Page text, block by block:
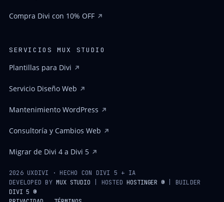
Compra Divi con 10% OFF
SERVICIOS MUX STUDIO
Plantillas para Divi
Servicio Diseño Web
Mantenimiento WordPress
Consultoría y Cambios Web
Migrar de Divi 4 a Divi 5
2026 UXDIVI · HECHO CON DIVI 5 + IA
DEVELOPED BYMUX STUDIO | HOSTEDHOSTINGER ®| BUILDER
DIVI 5 ®